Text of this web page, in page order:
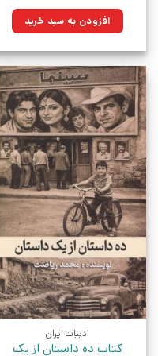
۲۹۵,۰۰۰تومان
بود.
۲۱۰,۹۲۵تومان.افزودن به سبد خرید
ادبیات ایران
کتاب ده داستان از یک